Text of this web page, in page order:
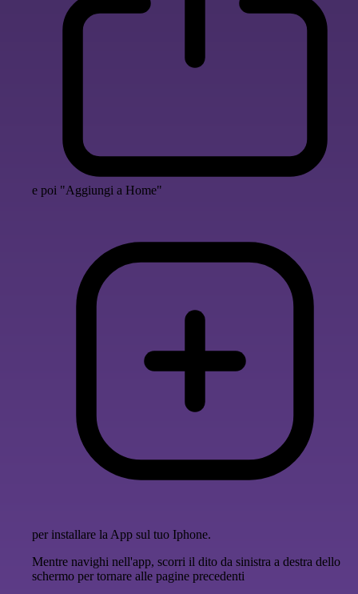
e poi "Aggiungi a Home"
per installare la App sul tuo Iphone.
Mentre navighi nell'app, scorri il dito da sinistra a destra dello
schermo per tornare alle pagine precedenti